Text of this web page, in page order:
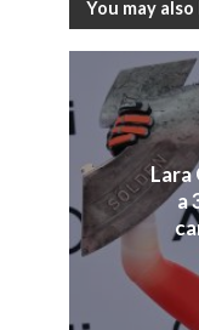
You may also
Lara
a